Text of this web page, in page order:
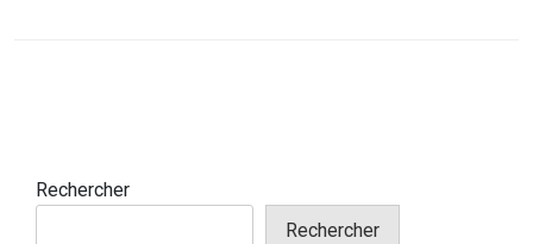
Rechercher
Rechercher